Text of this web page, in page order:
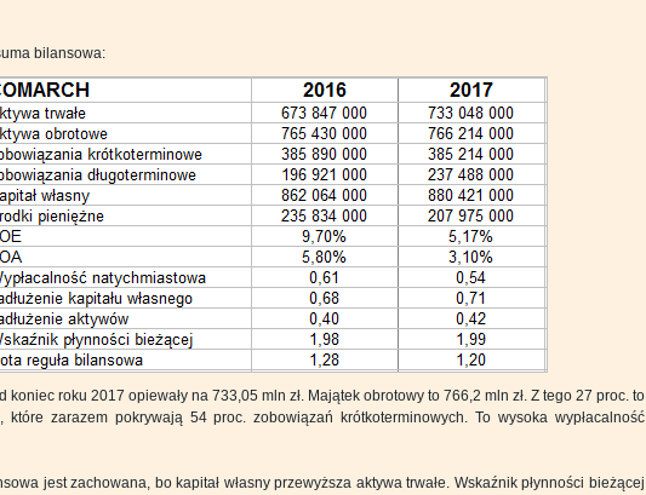
bilansowa:
koniec roku 2017 opiewały na 733,05 mln zł. Majątek obrotowy to 766,2 mln zł. Z tego 27 proc. to
które zarazem pokrywają 54 proc. zobowiązań krótkoterminowych. To wysoka wypłacalność
jest zachowana, bo kapitał własny przewyższa aktywa trwałe. Wskaźnik płynności bieżącej